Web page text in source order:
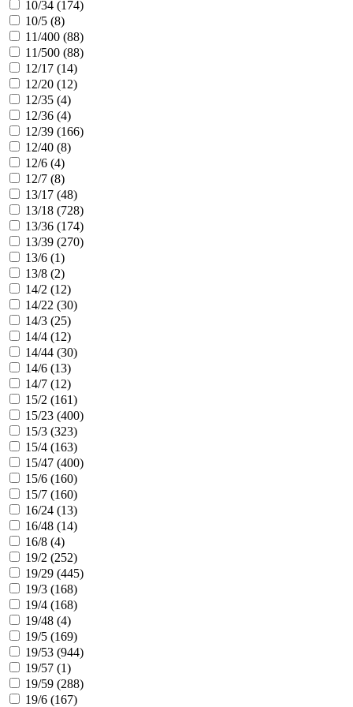
10/34 (174)
10/5 (8)
11/400 (88)
11/500 (88)
12/17 (14)
12/20 (12)
12/35 (4)
12/36 (4)
12/39 (166)
12/40 (8)
12/6 (4)
12/7 (8)
13/17 (48)
13/18 (728)
13/36 (174)
13/39 (270)
13/6 (1)
13/8 (2)
14/2 (12)
14/22 (30)
14/3 (25)
14/4 (12)
14/44 (30)
14/6 (13)
14/7 (12)
15/2 (161)
15/23 (400)
15/3 (323)
15/4 (163)
15/47 (400)
15/6 (160)
15/7 (160)
16/24 (13)
16/48 (14)
16/8 (4)
19/2 (252)
19/29 (445)
19/3 (168)
19/4 (168)
19/48 (4)
19/5 (169)
19/53 (944)
19/57 (1)
19/59 (288)
19/6 (167)